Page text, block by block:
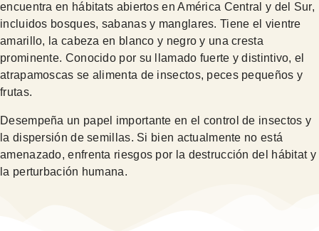
encuentra en hábitats abiertos en América Central y del Sur,
incluidos bosques, sabanas y manglares. Tiene el vientre
amarillo, la cabeza en blanco y negro y una cresta
prominente. Conocido por su llamado fuerte y distintivo, el
atrapamoscas se alimenta de insectos, peces pequeños y
frutas.
Desempeña un papel importante en el control de insectos y
la dispersión de semillas. Si bien actualmente no está
amenazado, enfrenta riesgos por la destrucción del hábitat y
la perturbación humana.